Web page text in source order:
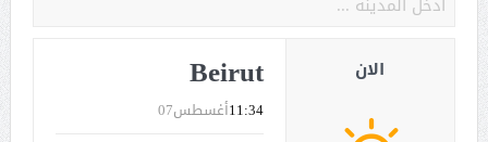
Beirut
أغسطس0711:34
الان